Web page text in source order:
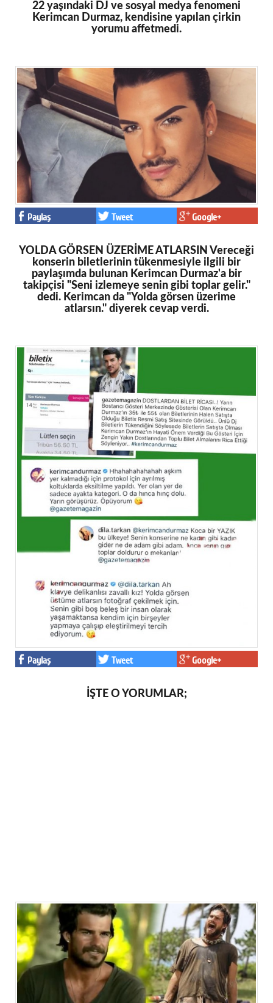
22 yaşındaki DJ ve sosyal medya fenomeni
Kerimcan Durmaz, kendisine yapılan çirkin
yorumu affetmedi.
Paylaş Tweet Google+
YOLDA GÖRSEN ÜZERİME ATLARSIN Vereceği
konserin biletlerinin tükenmesiyle ilgili bir
paylaşımda bulunan Kerimcan Durmaz'a bir
takipçisi "Seni izlemeye senin gibi toplar gelir."
dedi. Kerimcan da "Yolda görsen üzerime
atlarsın." diyerek cevap verdi.
Paylaş Tweet Google+
İŞTE O YORUMLAR;